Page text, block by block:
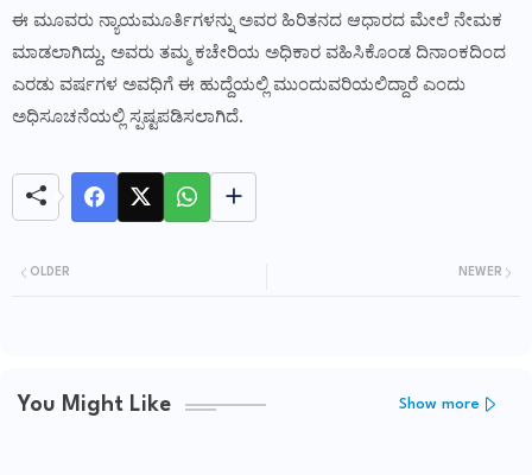
ಈ ಮೂವರು ನ್ಯಾಯಮೂರ್ತಿಗಳನ್ನು ಅವರ ಹಿರಿತನದ ಆಧಾರದ ಮೇಲೆ ನೇಮಕ
ಮಾಡಲಾಗಿದ್ದು, ಅವರು ತಮ್ಮ ಕಚೇರಿಯ ಅಧಿಕಾರ ವಹಿಸಿಕೊಂಡ ದಿನಾಂಕದಿಂದ
ಎರಡು ವರ್ಷಗಳ ಅವಧಿಗೆ ಈ ಹುದ್ದೆಯಲ್ಲಿ ಮುಂದುವರಿಯಲಿದ್ದಾರೆ ಎಂದು
ಅಧಿಸೂಚನೆಯಲ್ಲಿ ಸ್ಪಷ್ಟಪಡಿಸಲಾಗಿದೆ.
NEWER
OLDER
You Might Like Show more